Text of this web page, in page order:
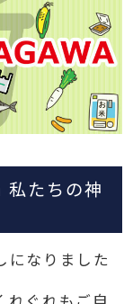
たちの神
になりました